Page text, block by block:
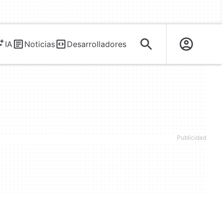
IA Noticias Desarrolladores